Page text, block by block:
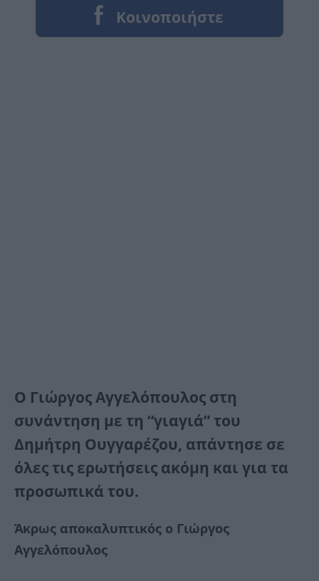
Ο Γιώργος Αγγελόπουλος στη
συνάντηση με τη “γιαγιά” του
Δημήτρη Ουγγαρέζου, απάντησε σε
όλες τις ερωτήσεις ακόμη και για τα
προσωπικά του.
Άκρως αποκαλυπτικός ο Γιώργος
Αγγελόπουλος